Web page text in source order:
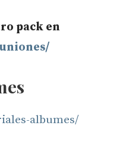
pack en
albumes/